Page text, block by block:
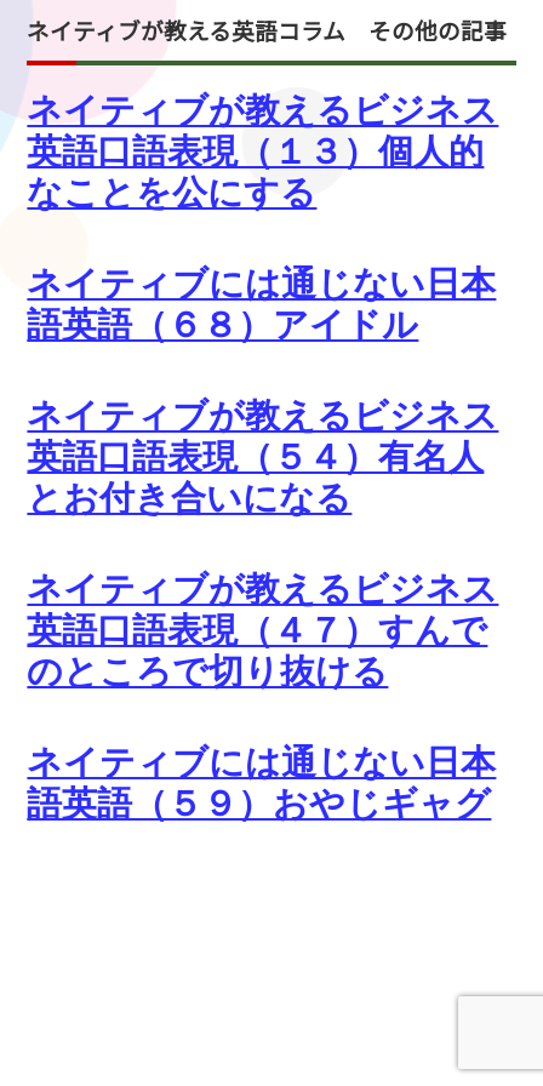
ネイティブが教える英語コラム その他の記事
ネイティブが教えるビジネス
英語口語表現（１３）個人的
なことを公にする
ネイティブには通じない日本
語英語（６８）アイドル
ネイティブが教えるビジネス
英語口語表現（５４）有名人
とお付き合いになる
ネイティブが教えるビジネス
英語口語表現（４７）すんで
のところで切り抜ける
ネイティブには通じない日本
語英語（５９）おやじギャグ